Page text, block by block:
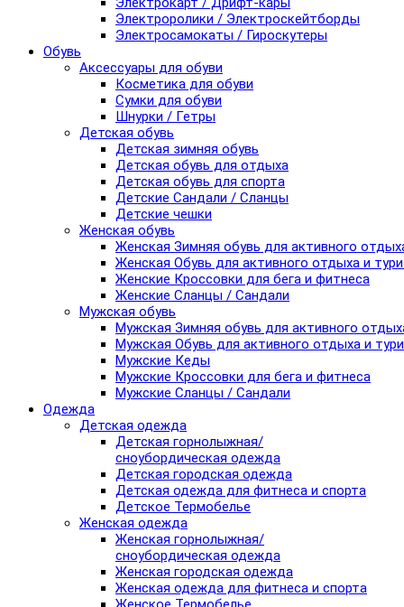
Электроролики / Электроскейтборды
Электросамокаты / Гироскутеры
Обувь
Аксессуары для обуви
Косметика для обуви
Сумки для обуви
Шнурки / Гетры
Детская обувь
Детская зимняя обувь
Детская обувь для отдыха
Детская обувь для спорта
Детские Сандали / Сланцы
Детские чешки
Женская обувь
Женская Зимняя обувь для активного
Женская Обувь для активного отдыха и
Женские Кроссовки для бега и фитнеса
Женские Сланцы / Сандали
Мужская обувь
Мужская Зимняя обувь для активного
Мужская Обувь для активного отдыха и
Мужские Кеды
Мужские Кроссовки для бега и фитнеса
Мужские Сланцы / Сандали
Одежда
Детская одежда
Детская горнолыжная/
сноубордическая одежда
Детская городская одежда
Детская одежда для фитнеса и спорта
Детское Термобелье
Женская одежда
Женская горнолыжная/
сноубордическая одежда
Женская городская одежда
Женская одежда для фитнеса и спорта